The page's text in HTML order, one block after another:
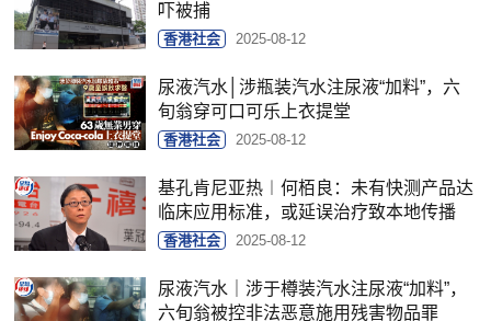
吓被捕
香港社会 2025-08-12
尿液汽水│涉瓶装汽水注尿液“加料”，六
旬翁穿可口可乐上衣提堂
香港社会 2025-08-12
基孔肯尼亚热︱何栢良：未有快测产品达
临床应用标准，或延误治疗致本地传播
香港社会 2025-08-12
尿液汽水｜涉于樽装汽水注尿液“加料”，
六旬翁被控非法恶意施用残害物品罪